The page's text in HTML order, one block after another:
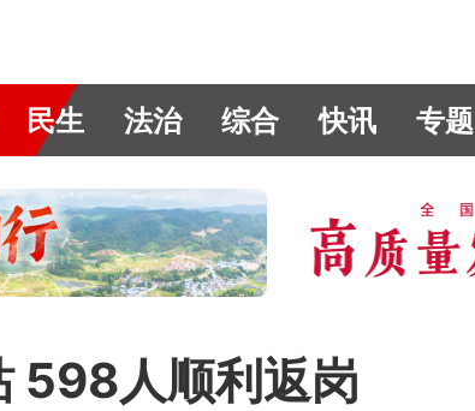
民生 法治 综合 快讯 专题
598人顺利返岗